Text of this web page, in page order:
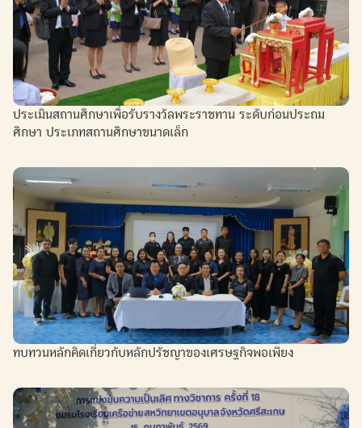
ประเมินสถานศึกษาเพื่อรับรางวัลพระราชทาน ระดับก่อนประถม
ศึกษา ประเภทสถานศึกษาขนาดเล็ก
ทบทวนหลักคิดเกี่ยวกับหลักปรัชญาของเศรษฐกิจพอเพียง